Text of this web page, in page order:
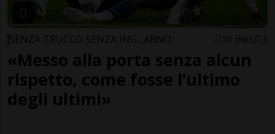
SENZA TRUCCO SENZA ING…ARNO 10 mesi 1
«Messo alla porta senza alcun
rispetto, come fosse l’ultimo
degli ultimi»